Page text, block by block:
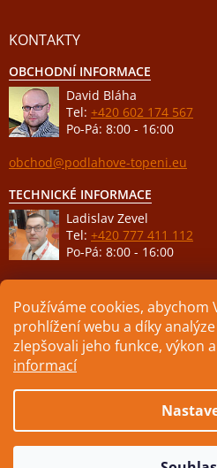
Používáme cookies,
prohlížení webu a díky
zlepšovali jeho funkce, výkon
informací
KONTAKTY
OBCHODNÍ INFORMACE
David Bláha
Tel: +420 602 174 567
Po-Pá: 8:00 - 16:00
obchod@podlahove-topeni.eu
TECHNICKÉ INFORMACE
Ladislav Zevel
Tel: +420 777 411 112
Po-Pá: 8:00 - 16:00
podpora@podlahove-topeni.eu
Copyright 2026ELEKTRICKÉ